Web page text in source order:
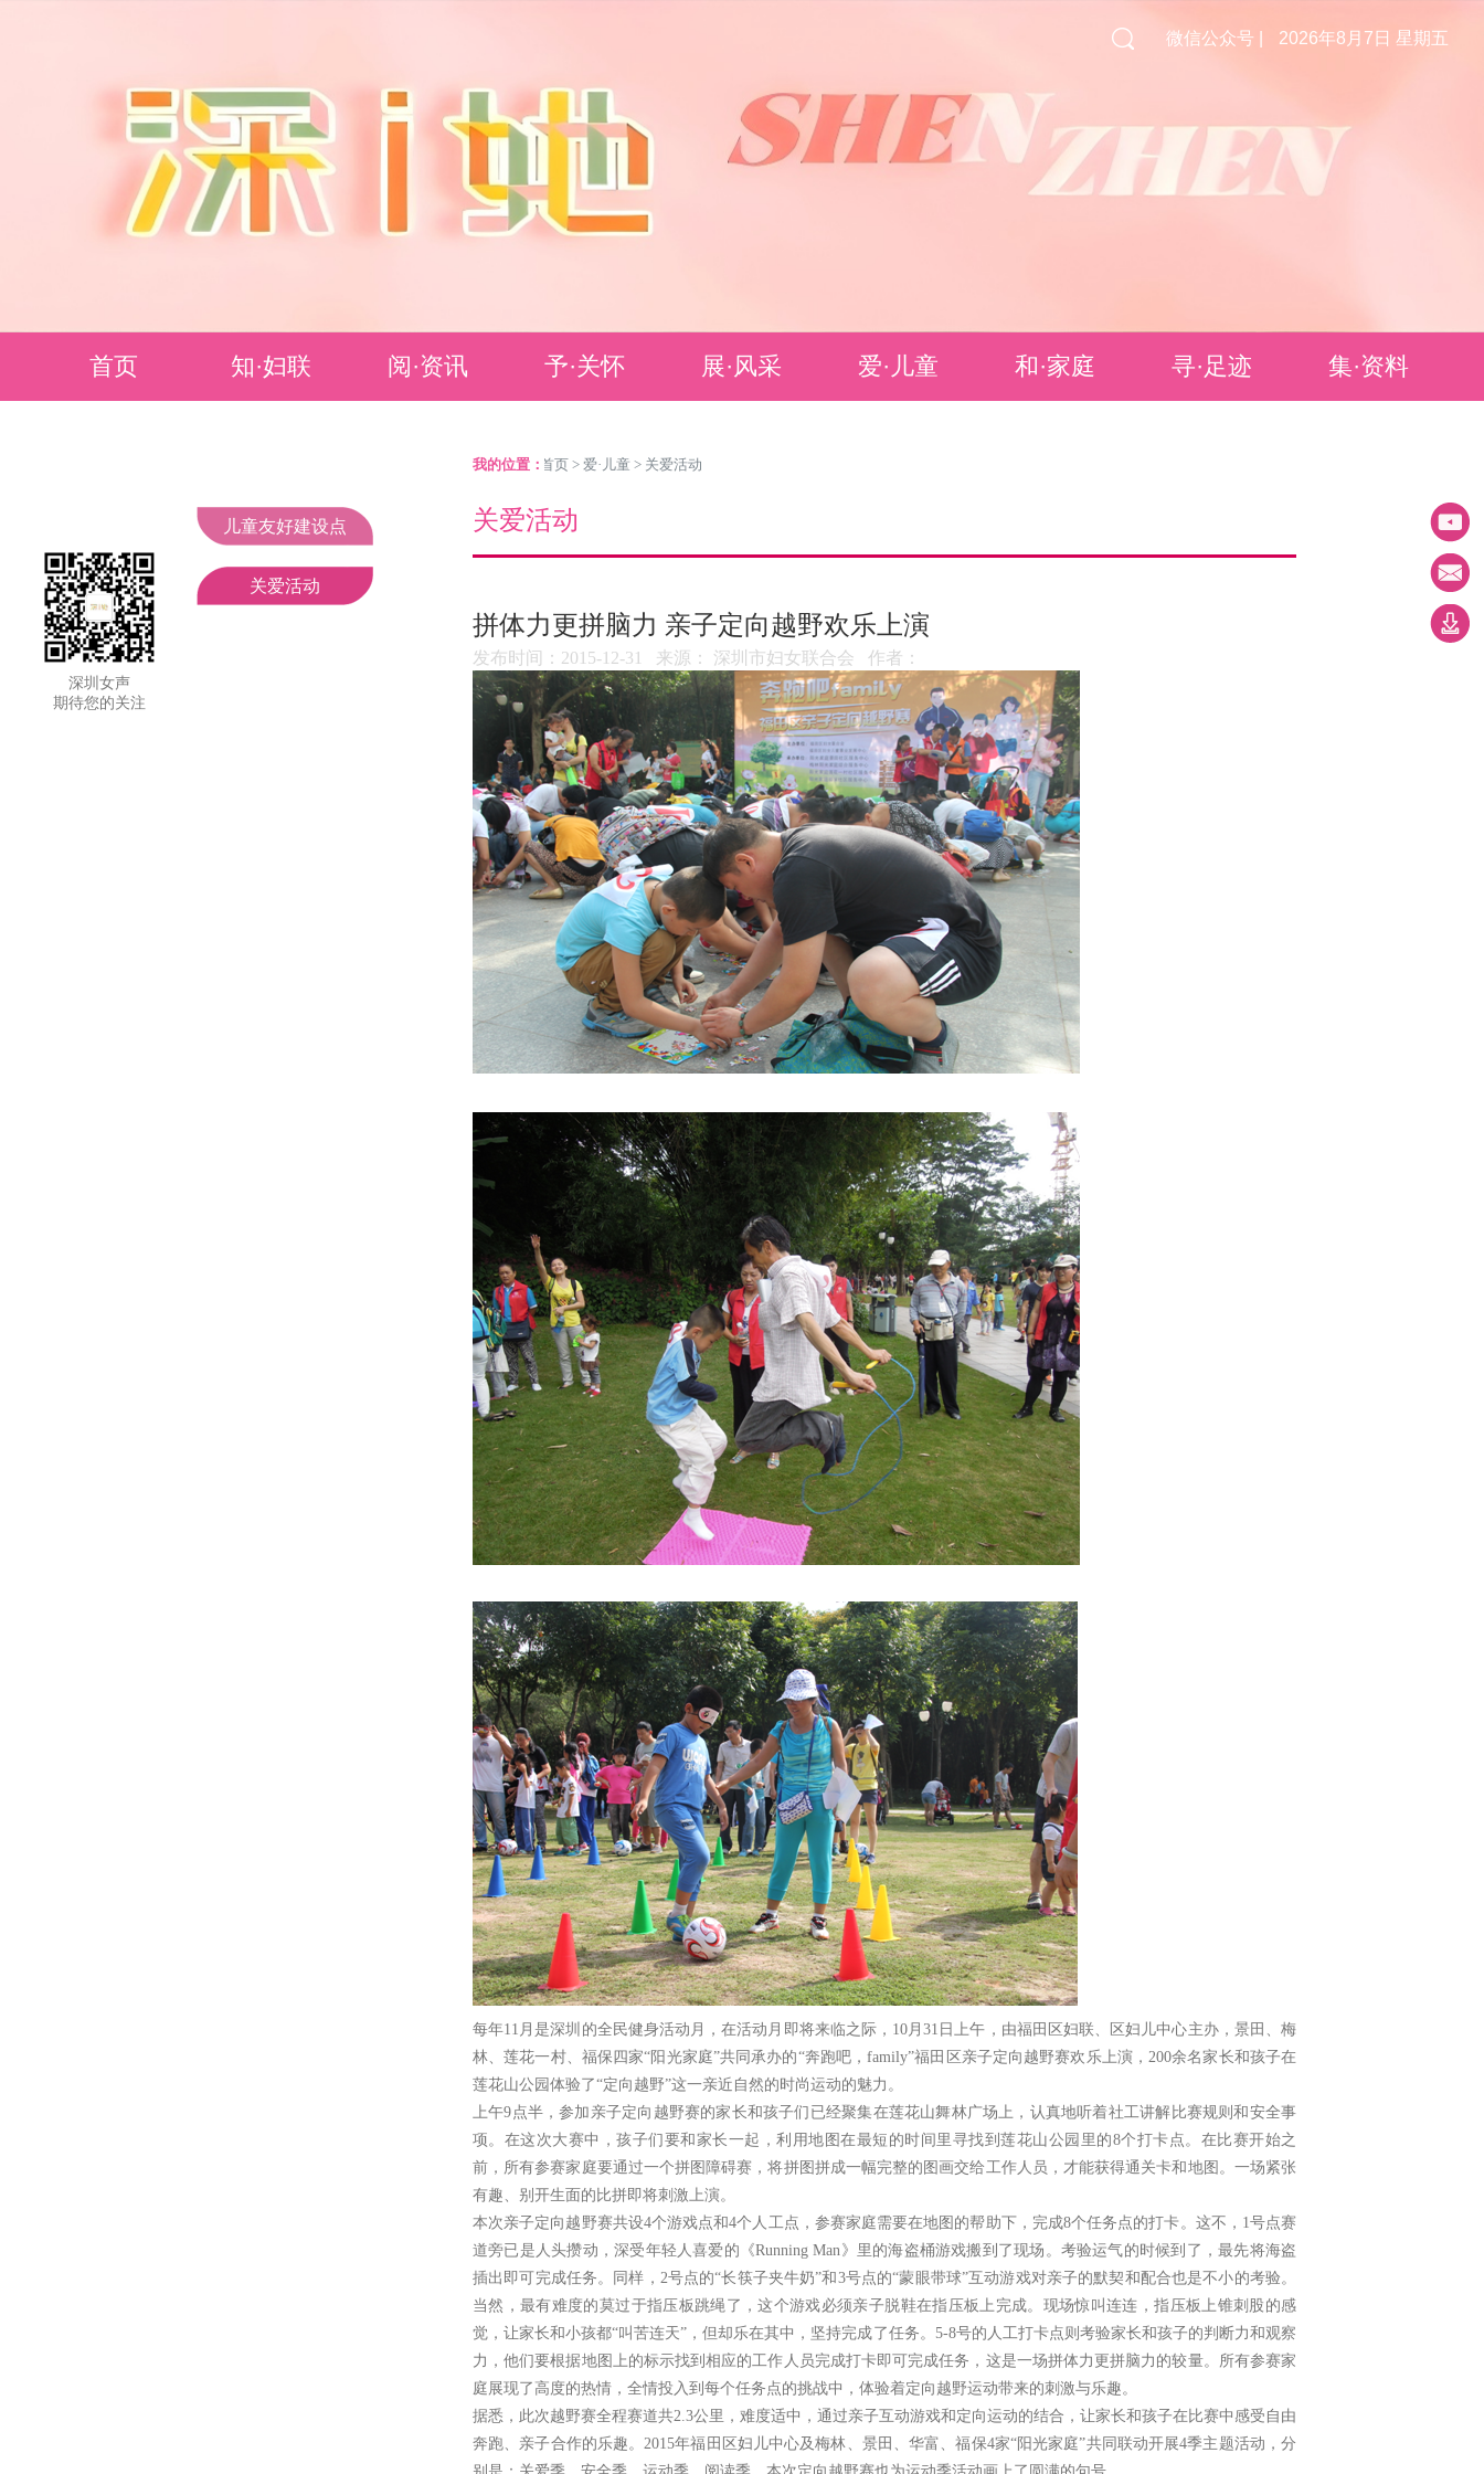
深圳女声
期待您的关注
微信公众号 | 2026年8月7日 星期五
首页 知·妇联
妇联领导
组织机构
阅·资讯 予·关怀
乐享生活
展·风采 爱·儿童 和·家庭 寻·足迹 集·资料
儿童友好建设点
关爱活动
我的位置：
> 首页 > 爱·儿童 > 关爱活动
关爱活动
拼体力更拼脑力 亲子定向越野欢乐上演
发布时间：2015-12-31 来源： 深圳市妇女联合会 作者：
每年11 月是深圳的全民健身活动月，在活动月即将来临之际， 10月31 日上午 ，由福田区妇联、区妇儿中心主办，景田、梅
林、莲花一村、福保四家“阳光家庭”共同承办的“奔跑吧，family”福田区亲子定向越野赛欢乐上演，200余名家长和孩子在
莲花山公园体验了“定向越野”这一亲近自然的时尚运动的魅力。
上午9 点半，参加亲子定向越野赛的家长和孩子们已经聚集在莲花山舞林广场上，认真地听着社工讲解比赛规则和安全事
项。在这次大赛中，孩子们要和家长一起，利用地图在最短的时间里寻找到莲花山公园里的8个打卡点。在比赛开始之
前，所有参赛家庭要通过一个拼图障碍赛，将拼图拼成一幅完整的图画交给工作人员，才能获得通关卡和地图。一场紧张
有趣、别开生面的比拼即将刺激上演。
本次亲子定向越野赛共设4个游戏点和4个人工点，参赛家庭需要在地图的帮助下，完成8个任务点的打卡。这不， 1号点赛
道旁已是人头攒动，深受年轻人喜爱的《Running Man》里的海盗桶游戏搬到了现场。考验运气的时候到了，最先将海盗
插出即可完成任务。同样， 2号点的“长筷子夹牛奶”和 3号点的“蒙眼带球”互动游戏对亲子的默契和配合也是不小的考验。
当然，最有难度的莫过于指压板跳绳了，这个游戏必须亲子脱鞋在指压板上完成。现场惊叫连连，指压板上锥刺股的感
觉，让家长和小孩都“叫苦连天”，但却乐在其中，坚持完成了任务。 5-8号的人工打卡点则考验家长和孩子的判断力和观察
力，他们要根据地图上的标示找到相应的工作人员完成打卡即可完成任务，这是一场拼体力更拼脑力的较量。所有参赛家
庭展现了高度的热情，全情投入到每个任务点的挑战中，体验着定向越野运动带来的刺激与乐趣。
据悉，此次越野赛全程赛道共2.3公里 ，难度适中，通过亲子互动游戏和定向运动的结合，让家长和孩子在比赛中感受自由
奔跑、亲子合作的乐趣。2015年福田区妇儿中心及梅林、景田、华富、福保4家“阳光家庭”共同联动开展4季主题活动，分